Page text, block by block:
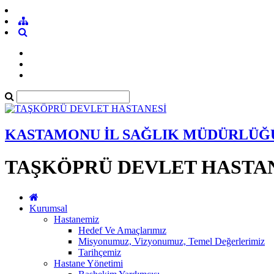
KASTAMONU İL SAĞLIK
TAŞKÖPRÜ DEVLET
Kurumsal
Hastanemiz
Hedef Ve Amaçlarımız
Misyonumuz, Vizyonumuz, Temel Değerlerimiz
Tarihçemiz
Hastane Yönetimi